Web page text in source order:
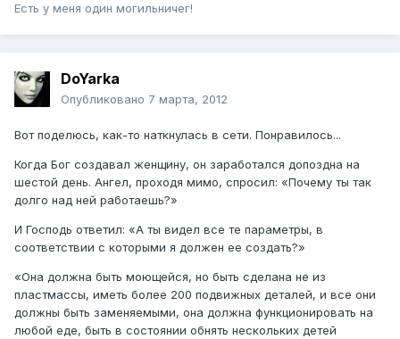
Есть у меня один могильничег!
DoYarka
Опубликовано 7 марта, 2012
Вот поделюсь, как-то наткнулась в сети. Понравилось...
Когда Бог создавал женщину, он заработался допоздна на
шестой день. Ангел, проходя мимо, спросил: «Почему ты так
долго над ней работаешь?»
И Господь ответил: «А ты видел все те параметры, в
соответствии с которыми я должен ее создать?»
«Она должна быть моющейся, но быть сделана не из
пластмассы, иметь более 200 подвижных деталей, и все они
должны быть заменяемыми, она должна функционировать на
любой еде, быть в состоянии обнять нескольких детей